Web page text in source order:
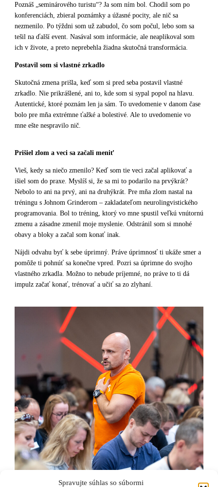
Spravujte súhlas so súbormi
Poznáš „seminárového turistu“? Ja som ním bol. Chodil som po
konferenciách, zbieral poznámky a úžasné pocity, ale nič sa
nezmenilo. Po týždni som už zabudol, čo som počul, lebo som sa
tešil na ďalší event. Nasával som informácie, ale neaplikoval som
ich v živote, a preto neprebehla žiadna skutočná transformácia.
Postavil som si vlastné zrkadlo
Skutočná zmena prišla, keď som si pred seba postavil vlastné
zrkadlo. Nie prikrášlené, ani to, kde som si sypal popol na hlavu.
Autentické, ktoré poznám len ja sám. To uvedomenie v danom čase
bolo pre mňa extrémne ťažké a bolestivé. Ale to uvedomenie vo
mne ešte nespravilo nič.
Prišiel zlom a veci sa začali meniť
Vieš, kedy sa niečo zmenilo? Keď som tie veci začal aplikovať a
išiel som do praxe. Myslíš si, že sa mi to podarilo na prvýkrát?
Nebolo to ani na prvý, ani na druhýkrát. Pre mňa zlom nastal na
tréningu s Johnom Grinderom – zakladateľom neurolingvistického
programovania. Bol to tréning, ktorý vo mne spustil veľkú vnútornú
zmenu a zásadne zmenil moje myslenie. Odstránil som si mnohé
obavy a bloky a začal som konať inak.
Nájdi odvahu byť k sebe úprimný. Práve úprimnosť ti ukáže smer a
pomôže ti pohnúť sa konečne vpred. Pozri sa úprimne do svojho
vlastného zrkadla. Možno to nebude príjemné, no práve to ti dá
impulz začať konať, trénovať a učiť sa zo zlyhaní.